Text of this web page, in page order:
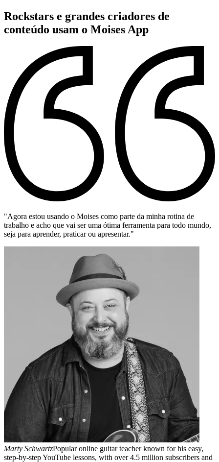
Rockstars e grandes criadores de
conteúdo usam o Moises App
de
mundo,
his easy,
and
"O Moises é uma ferramenta fundamental, tanto para o
quanto para o estudante de música!"
Renato Faleiro
Educador e guitarrista profissional há
anos. Criador do curso de música "Você Pode Tocar".